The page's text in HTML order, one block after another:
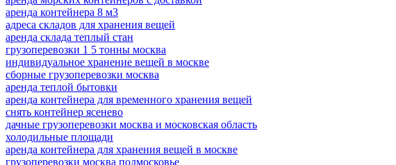
аренда контейнера 8 м3
адреса складов для хранения вещей
аренда склада теплый стан
грузоперевозки 1 5 тонны москва
индивидуальное хранение вещей в москве
сборные грузоперевозки москва
аренда теплой бытовки
аренда контейнера для временного хранения вещей
снять контейнер ясенево
дачные грузоперевозки москва и московская область
холодильные площади
аренда контейнера для хранения вещей в москве
грузоперевозки москва подмосковье